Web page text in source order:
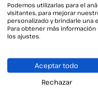
También podemos
diferencia, la
información pública
posición, recibe 956.
Otro hecho a resaltar
Podemos utilizarlas para el
visitantes, para mejorar
personalizado y brindarle una
Para obtener más
los ajustes.
Aceptar todo
Rechazar